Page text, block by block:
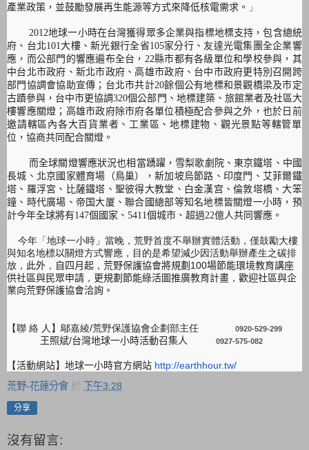
產業政策， 並鼓勵發展再生能源等方式來降低核電需求。 」
2012地球一小時在台灣獲得眾多企業與指標地標支持，包含總統
府、台北101大樓、新光銀行全省105家分行、 友達光電集團全企業響
應，而公部門的響應遍布全台， 22縣市都有各級單位和學校參與，其
中台北市政府、新北市政府、高雄市政府、 台中市政府更特別召開跨
部門協調會協助宣傳；台北市共計20餘個公有地標和景觀橋梁及市定
古蹟參與，台中市更協調320個公部門 、地標建築、旅館業者及社區大
樓響應關燈； 高雄市政府除市府各單位積極配合參與之外， 也於日前
邀請轄區內各大百貨業者、工業區、地標建物、 觀光景點等轄管單
位，協商共同配合關燈。
而全球關燈響應狀況也相當踴躍 ，雪梨歌劇院、東京鐵塔、 中國
長城、北京國家體育場（鳥巢），新加坡烏節路、印度門、 艾菲爾鐵
塔、羅浮宮、比薩鐵塔、聖彼得大教堂、白金漢宫、倫敦塔橋、大笨
鐘、時代廣場、帝国大厦、聯合國總部等知名地標皆關燈一小時，預
計今年全球將有147個國 家、 5411 個城市、超過22億人共同響應。
今年「地球一小時」當晚，荒野首度不舉辦實體活動， 僅鼓勵大樓
與知名地標以關燈方式響應， 目的是希望減少因活動舉辦產生之碳排
放， 此外 ， 自四月起 ， 荒野保護協會將規劃 100場節能環境教育講座
供社區與民眾申請 ， 更規劃節能綠活圖推廣教育計畫 ， 歡迎社區與企
業向荒野保護協會洽詢 。
【聯 絡 人】鄔嘉綾/荒野保護協會企劃部主任 0920-529-299
王照斌/台灣地球一小時活動召集人 0927-575-082
【活動網站】 地球一小時官方網站 http://earthhour.tw/
荒野-花蓮分會 於 下午3:28
分享
沒有留言: